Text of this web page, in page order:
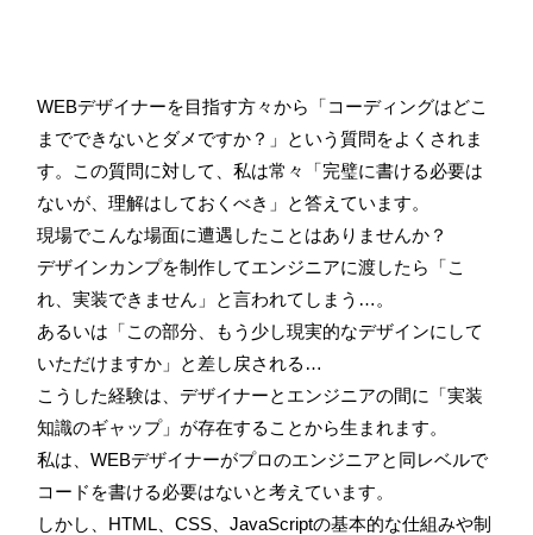
WEBデザイナーを目指す方々から「コーディングはどこ
までできないとダメですか？」という質問をよくされま
す。この質問に対して、私は常々「完璧に書ける必要は
ないが、理解はしておくべき」と答えています。
現場でこんな場面に遭遇したことはありませんか？
デザインカンプを制作してエンジニアに渡したら「こ
れ、実装できません」と言われてしまう…。
あるいは「この部分、もう少し現実的なデザインにして
いただけますか」と差し戻される…
こうした経験は、デザイナーとエンジニアの間に「実装
知識のギャップ」が存在することから生まれます。
私は、WEBデザイナーがプロのエンジニアと同レベルで
コードを書ける必要はないと考えています。
しかし、HTML、CSS、JavaScriptの基本的な仕組みや制